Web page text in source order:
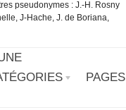
pseudonymes : J.-H. Rosny
J-Hache, J. de Boriana,
PAGES